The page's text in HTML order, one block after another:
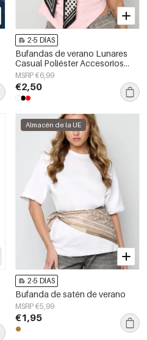
2-5 DÍAS
Bufandas de verano Lunares
Casual Poliéster Accesorios
diarios
MSRP €6,99
€2,50
Almacén de la UE
2-5 DÍAS
Bufanda de satén de verano
MSRP €5,99
€1,95